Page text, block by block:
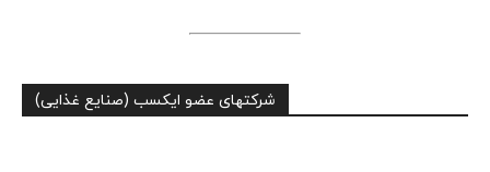
شرکتهای عضو ایکسب (صنایع غذایی)